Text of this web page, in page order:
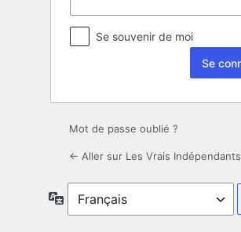
Se souvenir de moi
Mot de passe oublié ?
← Aller sur Les Vrais Indépendants
Langue